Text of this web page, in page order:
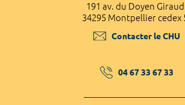
191 av. du Doyen Giraud
34295 Montpellier cedex
Contacter le CHU
04 67 33 67 33